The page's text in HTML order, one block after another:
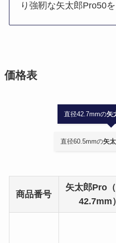
り強靭な矢太郎Pro50
価格表
直径42.7mmの矢
直径60.5mmの矢
商品番号
矢太郎Pro
42.7mm）